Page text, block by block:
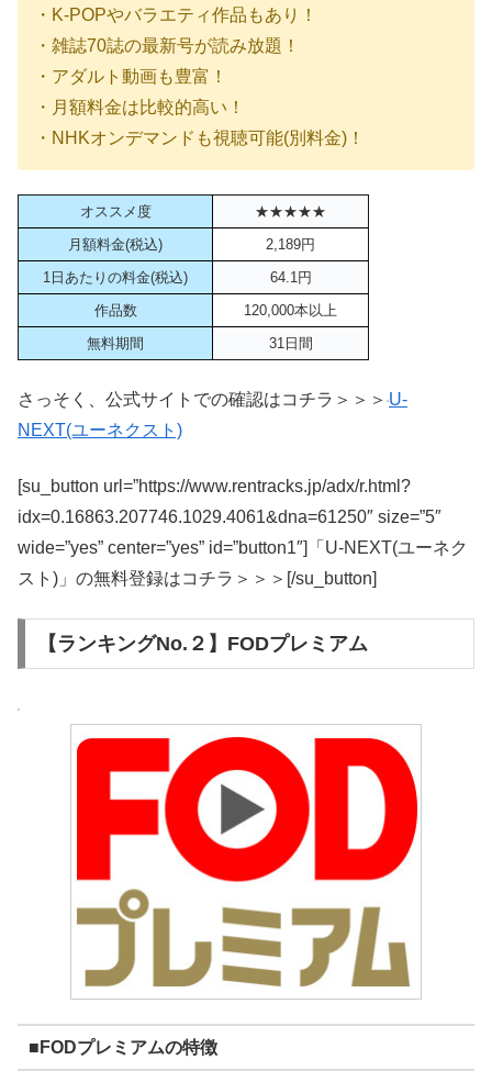
・K-POPやバラエティ作品もあり！
・雑誌70誌の最新号が読み放題！
・アダルト動画も豊富！
・月額料金は比較的高い！
・NHKオンデマンドも視聴可能(別料金)！
オススメ度
★★★★★
月額料金(税込)
2,189円
1日あたりの料金(税込)
64.1円
作品数
120,000本以上
無料期間
31日間
さっそく、公式サイトでの確認はコチラ＞＞＞ U-
NEXT(ユーネクスト)
[su_button url=”https://www.rentracks.jp/adx/r.html?
idx=0.16863.207746.1029.4061&dna=61250″ size=”5″
wide=”yes” center=”yes” id=”button1″]「U-NEXT(ユーネク
スト)」の無料登録はコチラ＞＞＞[/su_button]
【ランキングNo.２】FODプレミアム
■FODプレミアムの特徴